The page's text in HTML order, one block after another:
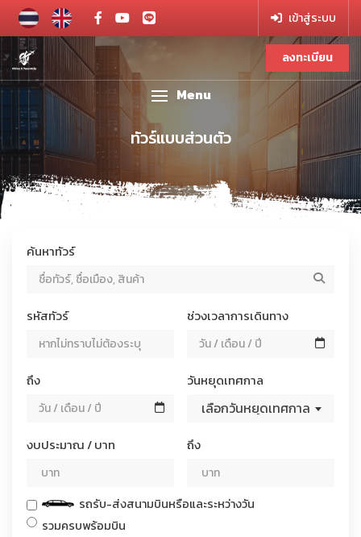
เข้าสู่ระบบ
ลงทะเบียน
Menu
ทัวร์แบบส่วนตัว
ค้นหาทัวร์
รหัสทัวร์ ช่วงเวลาการเดินทาง
ถึง วันหยุดเทศกาล
เลือกวันหยุดเทศกาล
งบประมาณ / บาท ถึง
รถรับ-ส่งสนามบินหรือและระหว่างวัน
รวมครบพร้อมบิน